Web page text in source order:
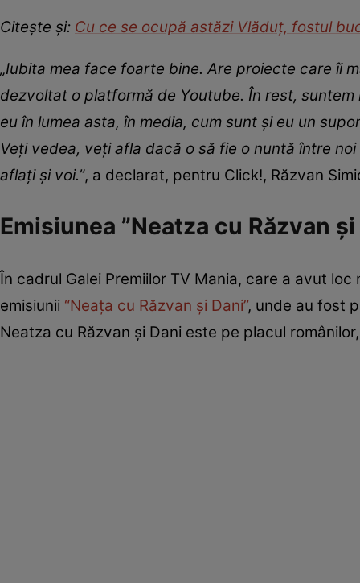
Citește și: Cu ce se ocupă astăzi Vlăduț, fostul
„Iubita mea face foarte bine. Are proiecte care îi
dezvoltat o platformă de Youtube. În rest,
eu în lumea asta, în media, cum sunt și eu un
Veți vedea, veți afla dacă o să fie o nuntă între
aflați și voi.”, a declarat, pentru Click!, Răzvan
Emisiunea ”Neatza cu Răzvan
În cadrul Galei Premiilor TV Mania, care a avut
emisiunii “Neața cu Răzvan și Dani”, unde au fost
Neatza cu Răzvan și Dani este pe placul